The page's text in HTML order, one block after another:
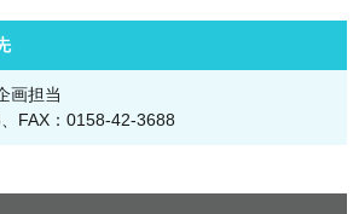
画担当
FAX：0158-42-3688